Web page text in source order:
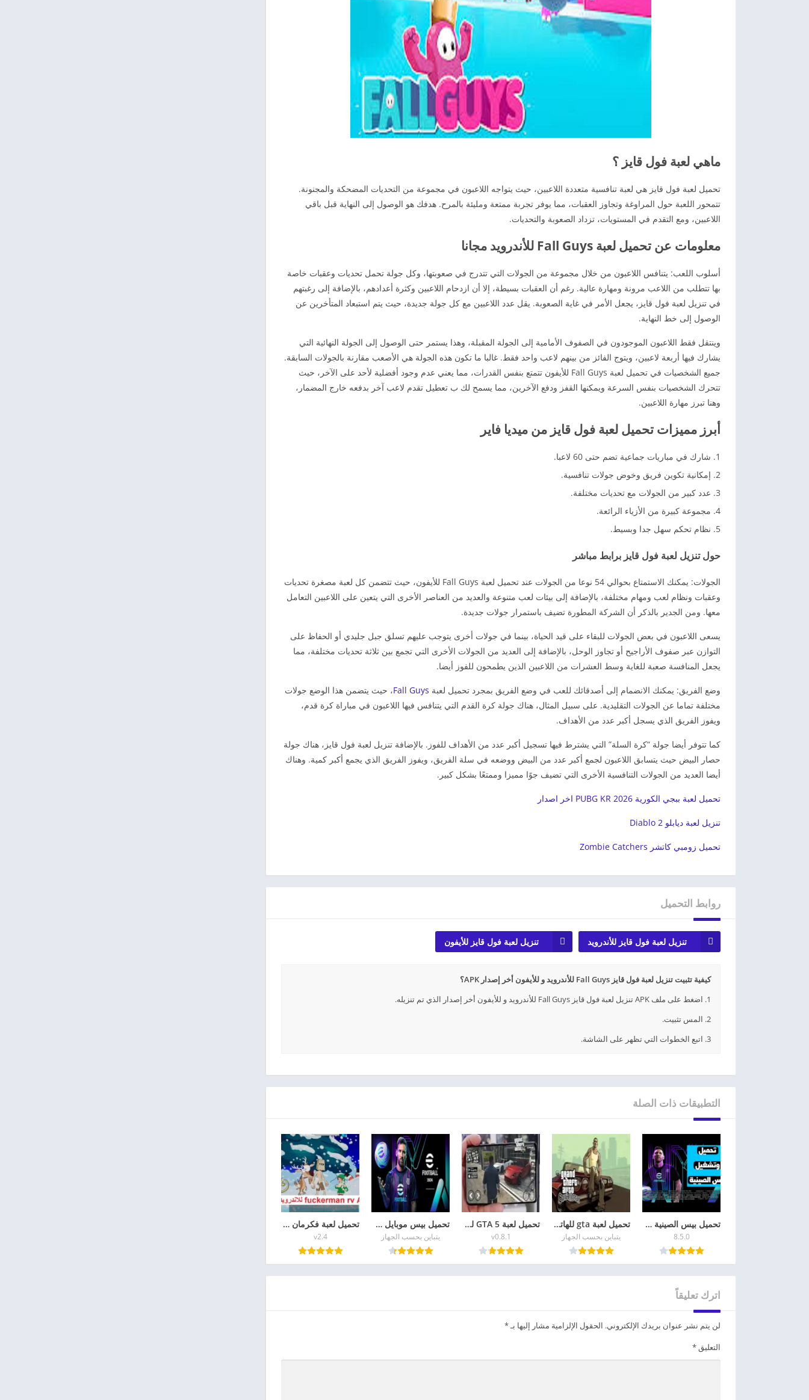
ماهي لعبة فول قايز ؟
تحميل لعبة فول قايز هي لعبة تنافسية متعددة اللاعبين، حيث يتواجه اللاعبون في مجموعة من التحديات المضحكة والمجنونة.
تتمحور اللعبة حول المراوغة وتجاوز العقبات، مما يوفر تجربة ممتعة ومليئة بالمرح. هدفك هو الوصول إلى النهاية قبل باقي
اللاعبين، ومع التقدم في المستويات، تزداد الصعوبة والتحديات.
معلومات عن تحميل لعبة Fall Guys للأندرويد مجانا
أسلوب اللعب: يتنافس اللاعبون من خلال مجموعة من الجولات التي تتدرج في صعوبتها، وكل جولة تحمل تحديات وعقبات خاصة
بها تتطلب من اللاعب مرونة ومهارة عالية. رغم أن العقبات بسيطة، إلا أن ازدحام اللاعبين وكثرة أعدادهم، بالإضافة إلى رغبتهم
في تنزيل لعبة فول قايز، يجعل الأمر في غاية الصعوبة. يقل عدد اللاعبين مع كل جولة جديدة، حيث يتم استبعاد المتأخرين عن
الوصول إلى خط النهاية.
وينتقل فقط اللاعبون الموجودون في الصفوف الأمامية إلى الجولة المقبلة، وهذا يستمر حتى الوصول إلى الجولة النهائية التي
يشارك فيها أربعة لاعبين، ويتوج الفائز من بينهم لاعب واحد فقط. غالبا ما تكون هذه الجولة هي الأصعب مقارنة بالجولات السابقة.
جميع الشخصيات في تحميل لعبة Fall Guys للأيفون تتمتع بنفس القدرات، مما يعني عدم وجود أفضلية لأحد على الآخر، حيث
تتحرك الشخصيات بنفس السرعة ويمكنها القفز ودفع الآخرين، مما يسمح لك ب تعطيل تقدم لاعب آخر بدفعه خارج المضمار،
وهنا تبرز مهارة اللاعبين.
أبرز مميزات تحميل لعبة فول قايز من ميديا فاير
شارك في مباريات جماعية تضم حتى 60 لاعبا.
إمكانية تكوين فريق وخوض جولات تنافسية.
عدد كبير من الجولات مع تحديات مختلفة.
مجموعة كبيرة من الأزياء الرائعة.
نظام تحكم سهل جدا وبسيط.
حول تنزيل لعبة فول قايز برابط مباشر
الجولات: يمكنك الاستمتاع بحوالي 54 نوعا من الجولات عند تحميل لعبة Fall Guys للأيفون، حيث تتضمن كل لعبة مصغرة تحديات
وعقبات ونظام لعب ومهام مختلفة، بالإضافة إلى بيئات لعب متنوعة والعديد من العناصر الأخرى التي يتعين على اللاعبين التعامل
معها. ومن الجدير بالذكر أن الشركة المطورة تضيف باستمرار جولات جديدة.
يسعى اللاعبون في بعض الجولات للبقاء على قيد الحياة، بينما في جولات أخرى يتوجب عليهم تسلق جبل جليدي أو الحفاظ على
التوازن عبر صفوف الأراجيح أو تجاوز الوحل، بالإضافة إلى العديد من الجولات الأخرى التي تجمع بين ثلاثة تحديات مختلفة، مما
يجعل المنافسة صعبة للغاية وسط العشرات من اللاعبين الذين يطمحون للفوز أيضا.
وضع الفريق: يمكنك الانضمام إلى أصدقائك للعب في وضع الفريق بمجرد تحميل لعبة Fall Guys، حيث يتضمن هذا الوضع جولات
مختلفة تماما عن الجولات التقليدية. على سبيل المثال، هناك جولة كرة القدم التي يتنافس فيها اللاعبون في مباراة كرة قدم،
ويفوز الفريق الذي يسجل أكبر عدد من الأهداف.
كما تتوفر أيضا جولة “كرة السلة” التي يشترط فيها تسجيل أكبر عدد من الأهداف للفوز. بالإضافة تنزيل لعبة فول قايز، هناك جولة
حصار البيض حيث يتسابق اللاعبون لجمع أكبر عدد من البيض ووضعه في سلة الفريق، ويفوز الفريق الذي يجمع أكبر كمية. وهناك
أيضا العديد من الجولات التنافسية الأخرى التي تضيف جوًا مميزا وممتعًا بشكل كبير.
تحميل لعبة ببجي الكورية PUBG KR 2026 اخر اصدار
تنزيل لعبة ديابلو 2 Diablo
تحميل زومبي كاتشر Zombie Catchers
روابط التحميل
تنزيل لعبة فول قايز للأندرويد تنزيل لعبة فول قايز للأيفون
كيفية تثبيت تنزيل لعبة فول قايز Fall Guys للأندرويد و للأيفون أخر إصدار APK؟
1. اضغط على ملف APK تنزيل لعبة فول قايز Fall Guys للأندرويد و للأيفون أخر إصدار الذي تم تنزيله.
2. المس تثبيت.
3. اتبع الخطوات التي تظهر على الشاشة.
التطبيقات ذات الصلة
تحميل بيس الصينية eFootball China 2026 أحدث إصدار
8.5.0
تحميل لعبة gta للهاتف GTA San Andreas للاندرويد
يتباين بحسب الجهاز
تحميل لعبة GTA 5 للاندرويد apk + data الاصلية برابط مباشر
v0.8.1
تحميل بيس موبايل pes2026 آخر إصدار من ميديا فاير
يتباين بحسب الجهاز
تحميل لعبة فكرمان Fuckerman RV للاندرويد اخر اصدار
v2.4
اترك تعليقاً
لن يتم نشر عنوان بريدك الإلكتروني. الحقول الإلزامية مشار إليها بـ*
التعليق *